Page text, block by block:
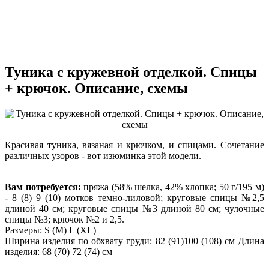
Туника с кружевной отделкой. Спицы
+ крючок. Описание, схемы
Красивая туника, вязаная и крючком, и спицами. Сочетание
различных узоров - вот изюминка этой модели.
Вам потребуется: пряжа (58% шелка, 42% хлопка; 50 г/195 м)
- 8 (8) 9 (10) мотков темно-лиловой; круговые спицы №2,5
длиной 40 см; круговые спицы №3 длиной 80 см; чулочные
спицы №3; крючок №2 и 2,5.
Размеры: S (М) L (ХL)
Ширина изделия по обхвату груди: 82 (91)100 (108) см Длина
изделия: 68 (70) 72 (74) см